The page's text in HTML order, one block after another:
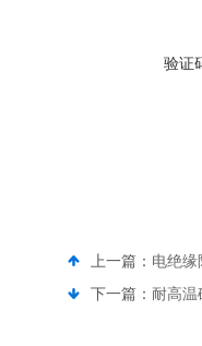
验证
上一篇： 电绝缘
下一篇： 耐高温